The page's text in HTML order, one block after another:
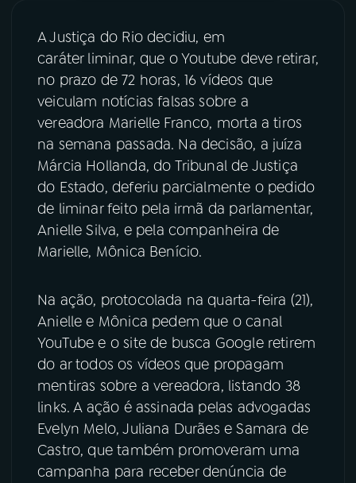
ACOMPANHE A RÁDIO NACIONAL
YouTube Facebook
Instagram X
TikTok
A Justiça do Rio decidiu, em
caráter liminar, que o Youtube deve retirar,
no prazo de 72 horas, 16 vídeos que
veiculam notícias falsas sobre a
vereadora Marielle Franco, morta a tiros
na semana passada. Na decisão, a juíza
Márcia Hollanda, do Tribunal de Justiça
do Estado, deferiu parcialmente o pedido
de liminar feito pela irmã da parlamentar,
Anielle Silva, e pela companheira de
Marielle, Mônica Benício.
Na ação, protocolada na quarta-feira (21),
Anielle e Mônica pedem que o canal
YouTube e o site de busca Google retirem
do ar todos os vídeos que propagam
mentiras sobre a vereadora, listando 38
links. A ação é assinada pelas advogadas
Evelyn Melo, Juliana Durães e Samara de
Castro, que também promoveram uma
campanha para receber denúncia de